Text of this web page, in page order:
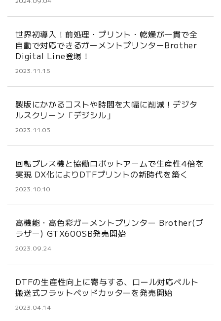
世界初導入！前処理・プリント・乾燥が一貫で全
自動で対応できるガーメントプリンターBrother
Digital Line登場！
2023.11.15
製版にかかるコストや時間を大幅に削減！デジタ
ルスクリーン「デジシル」
2023.11.03
回転プレス機と協働ロボットアームで生産性4倍を
実現 DX化によりDTFプリントの新時代を築く
2023.10.10
高機能・高色彩ガーメントプリンター Brother(ブ
ラザー) GTX600SB発売開始
2023.09.24
DTFの生産性向上に寄与する、ロール対応ベルト
搬送式フラットベッドカッターを発売開始
2023.04.14